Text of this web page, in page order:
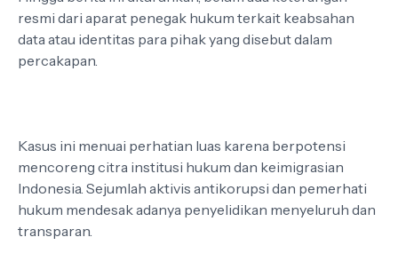
resmi dari aparat penegak hukum terkait keabsahan
data atau identitas para pihak yang disebut dalam
percakapan.
Kasus ini menuai perhatian luas karena berpotensi
mencoreng citra institusi hukum dan keimigrasian
Indonesia. Sejumlah aktivis antikorupsi dan pemerhati
hukum mendesak adanya penyelidikan menyeluruh dan
transparan.